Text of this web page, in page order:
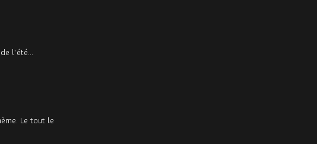
l’été…
Le tout le